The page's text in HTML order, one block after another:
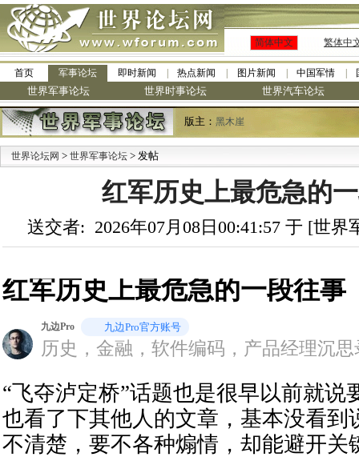
简体中文 繁体中
首页 军事论坛 即时新闻 热点新闻 图片新闻 中国军情
世界军事论坛 世界时事论坛 世界汽车论坛
版主： 黑木崖
世界论坛网 > 世界军事论坛 > 发帖
红军历史上最危急的
送交者: 2026年07月08日00:41:57 于 [世
红军历史上最危急的一段往事
九边Pro 九边Pro官方账号
历史，金融，软件编码，产品经理沉思
“飞夺泸定桥”话题也是很早以前就说
也看了下其他人的文章，基本没看到
不清楚，要不各种煽情，却能避开关